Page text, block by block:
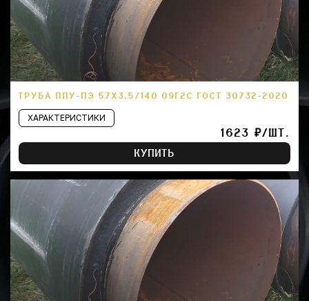
ТРУБА ППУ-ПЭ 57Х3,5/140 09Г2С ГОСТ 30732-2020
ХАРАКТЕРИСТИКИ
1623 ₽/ШТ.
КУПИТЬ